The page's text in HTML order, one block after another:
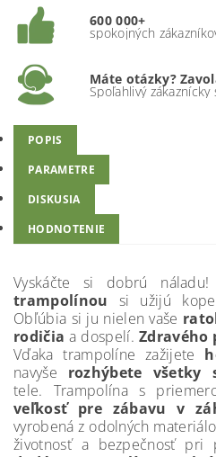
600 000+
spokojných
Máte otázky?
Spoľahlivý zákaznícky
POPIS
PARAMETRE
DISKUSIA
HODNOTENIE
Vyskáčte si dobrú
trampolínou si užijú
Obľúbia si ju nielen vaše
rodičia a dospelí. Zdravého
Vďaka trampolíne zažijete
navyše rozhýbete všetky
tele. Trampolína s
veľkosť pre zábavu v
vyrobená z odolných
životnosť a bezpečnosť pri